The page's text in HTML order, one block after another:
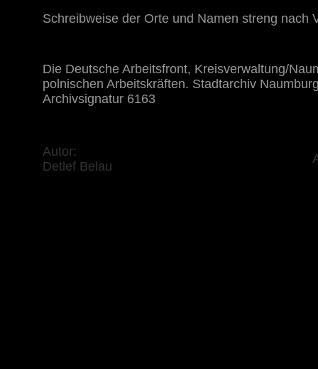
Schreibweise der Orte und Namen streng nach
Die Deutsche Arbeitsfront, Kreisverwaltung/
polnischen Arbeitskräften. Stadtarchiv
Archivsignatur 6163
Autor:
Detlef Belau